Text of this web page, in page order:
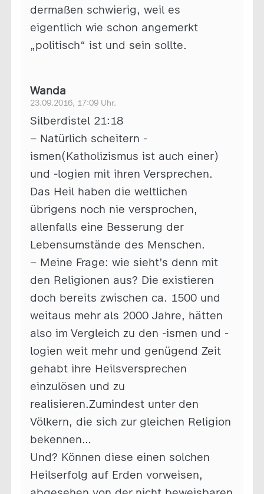
dermaßen schwierig, weil es
eigentlich wie schon angemerkt
„politisch“ ist und sein sollte.
Wanda
23.09.2016, 17:09 Uhr.
Silberdistel 21:18
– Natürlich scheitern -
ismen(Katholizismus ist auch einer)
und -logien mit ihren Versprechen.
Das Heil haben die weltlichen
übrigens noch nie versprochen,
allenfalls eine Besserung der
Lebensumstände des Menschen.
– Meine Frage: wie sieht’s denn mit
den Religionen aus? Die existieren
doch bereits zwischen ca. 1500 und
weitaus mehr als 2000 Jahre, hätten
also im Vergleich zu den -ismen und -
logien weit mehr und genügend Zeit
gehabt ihre Heilsversprechen
einzulösen und zu
realisieren.Zumindest unter den
Völkern, die sich zur gleichen Religion
bekennen…
Und? Können diese einen solchen
Heilserfolg auf Erden vorweisen,